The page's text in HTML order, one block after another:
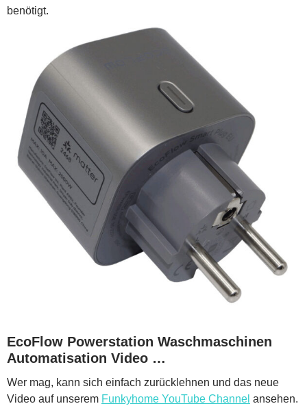
benötigt.
EcoFlow Powerstation Waschmaschinen
Automatisation Video …
Wer mag, kann sich einfach zurücklehnen und das neue
Video auf unserem Funkyhome YouTube Channel ansehen.